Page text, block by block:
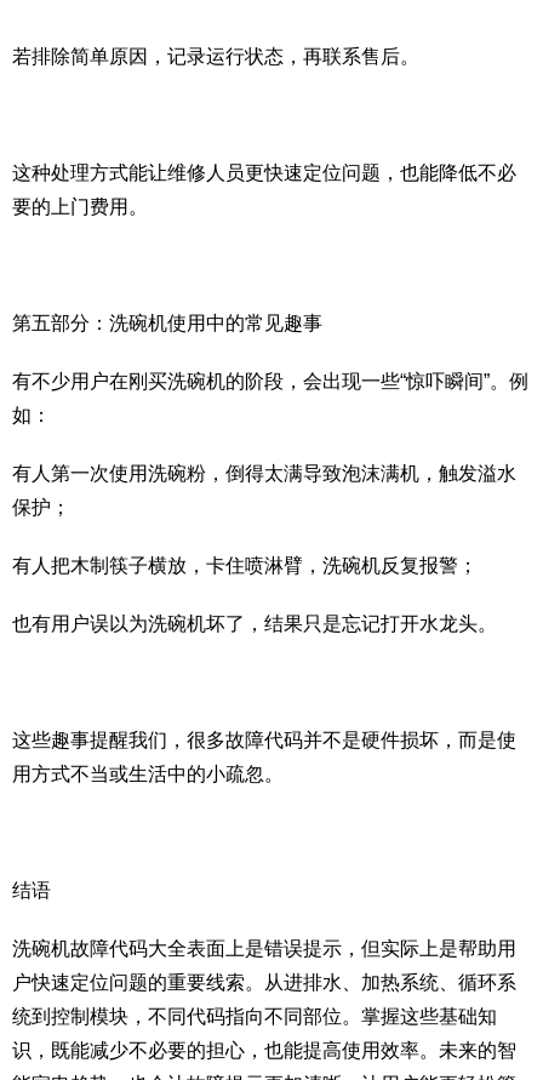
若排除简单原因，记录运行状态，再联系售后。
这种处理方式能让维修人员更快速定位问题，也能降低不必
要的上门费用。
第五部分：洗碗机使用中的常见趣事
有不少用户在刚买洗碗机的阶段，会出现一些“惊吓瞬间”。例
如：
有人第一次使用洗碗粉，倒得太满导致泡沫满机，触发溢水
保护；
有人把木制筷子横放，卡住喷淋臂，洗碗机反复报警；
也有用户误以为洗碗机坏了，结果只是忘记打开水龙头。
这些趣事提醒我们，很多故障代码并不是硬件损坏，而是使
用方式不当或生活中的小疏忽。
结语
洗碗机故障代码大全表面上是错误提示，但实际上是帮助用
户快速定位问题的重要线索。从进排水、加热系统、循环系
统到控制模块，不同代码指向不同部位。掌握这些基础知
识，既能减少不必要的担心，也能提高使用效率。未来的智